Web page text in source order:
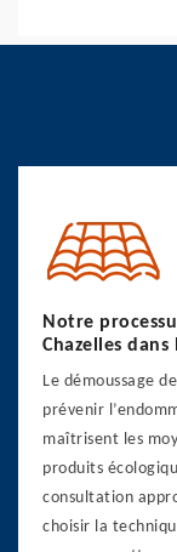
Notre
Chazelles dans
Le démoussage
prévenir
maîtrisent les
produits
consultation
choisir la